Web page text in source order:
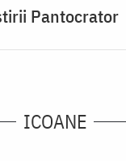
Pantocrator
ICOANE